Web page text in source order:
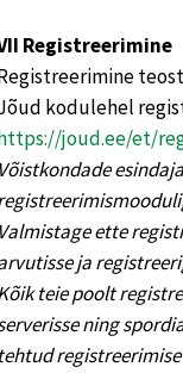
Registreerimine
kodulehel
joud.ee/et/
Võistkondade
Valmistage ette
ja
teie poolt
ning
tehtud